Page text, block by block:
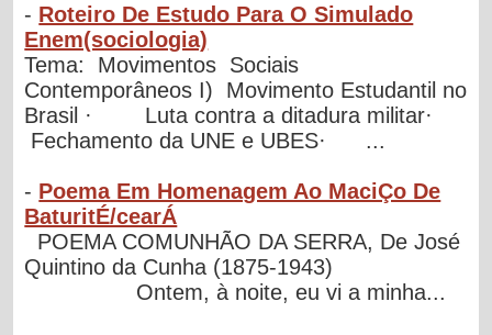
- Roteiro De Estudo Para O Simulado
Enem(sociologia)
Tema: Movimentos Sociais
Contemporâneos I) Movimento Estudantil no
Brasil · Luta contra a ditadura militar·
Fechamento da UNE e UBES· ...
- Poema Em Homenagem Ao MaciÇo De
BaturitÉ/cearÁ
POEMA COMUNHÃO DA SERRA, De José
Quintino da Cunha (1875-1943)
Ontem, à noite, eu vi a minha...